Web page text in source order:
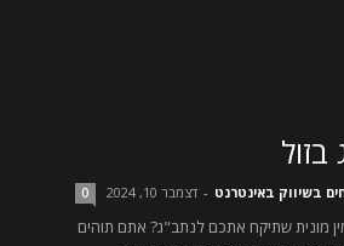
בזול
בשיווק באינטרנט - דצמבר 10, 2024 0
מונית שתיקח אתכם לנתב"ג? אתם תוהים